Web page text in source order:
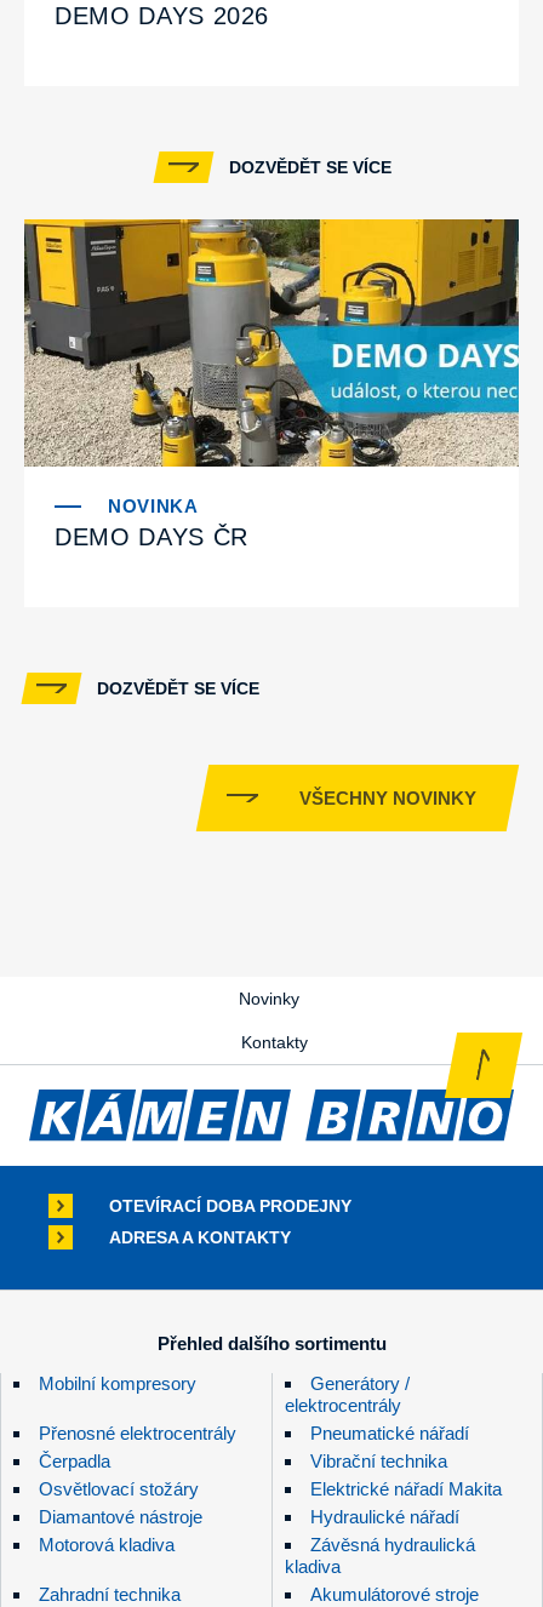
DEMO DAYS 2026
DOZVĚDĚT SE VÍCE
DEMO DAYS ČR
DOZVĚDĚT SE VÍCE
VŠECHNY NOVINKY
Novinky
Kontakty
OTEVÍRACÍ DOBA PRODEJNY
ADRESA A KONTAKTY
Přehled dalšího sortimentu
Mobilní kompresory
Generátory /
elektrocentrály
Přenosné elektrocentrály
Pneumatické nářadí
Čerpadla
Vibrační technika
Osvětlovací stožáry
Elektrické nářadí Makita
Diamantové nástroje
Hydraulické nářadí
Motorová kladiva
Závěsná hydraulická
kladiva
Zahradní technika
Akumulátorové stroje